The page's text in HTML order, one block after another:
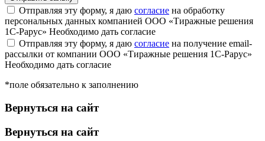
Отправляя эту форму, я даю согласие на обработку
персональных данных компанией ООО «Тиражные решения
1С-Рарус» Необходимо дать согласие
Отправляя эту форму, я даю согласие на получение email-
рассылки от компании ООО «Тиражные решения 1С-Рарус»
Необходимо дать согласие
*поле обязательно к заполнению
Вернуться на сайт
Вернуться на сайт